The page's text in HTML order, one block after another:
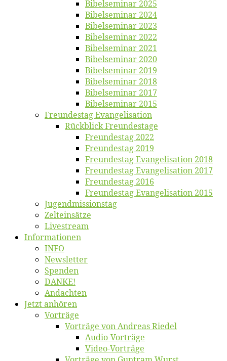
Bi­bel­se­mi­nar 2025
Bi­bel­se­mi­nar 2024
Bi­bel­se­mi­nar 2023
Bi­bel­se­mi­nar 2022
Bi­bel­se­mi­nar 2021
Bi­bel­se­mi­nar 2020
Bi­bel­se­mi­nar 2019
Bi­bel­se­mi­nar 2018
Bibelsemi­nar 2017
Bibelsemi­nar 2015
Freun­des­tag Evangelisation
Rück­blick Freundestage
Freun­des­tag 2022
Freun­des­tag 2019
Freun­des­tag Evan­ge­li­sa­ti­on 2018
Freun­des­tag Evan­ge­li­sa­ti­on 2017
Freun­des­tag 2016
Freun­des­tag Evan­ge­li­sa­ti­on 2015
Jugend­mis­sions­tag
Zelt­ein­sät­ze
Live­stream
Informatio­nen
INFO
News­let­ter
Spen­den
DANKE!
An­dach­ten
Jetzt an­hö­ren
Vor­trä­ge
Vor­trä­ge von An­dre­as Riedel
Au­dio-Vor­trä­ge
Vi­deo-Vor­trä­ge